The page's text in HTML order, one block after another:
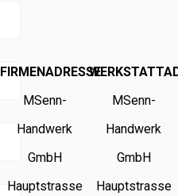
FIRMENADRESSE
MSenn-
Handwerk
GmbH
Hauptstrasse
MSenn-
Handwerk
GmbH
Hauptstrasse